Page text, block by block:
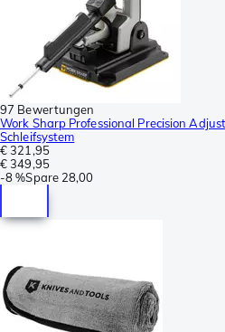
97 Bewertungen
Work Sharp Professional Precision
Schleifsystem
€ 321,95
€ 349,95
-8 %Spare 28,00